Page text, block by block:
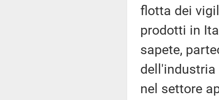
flotta dei
prodotti in
sapete,
nel settore